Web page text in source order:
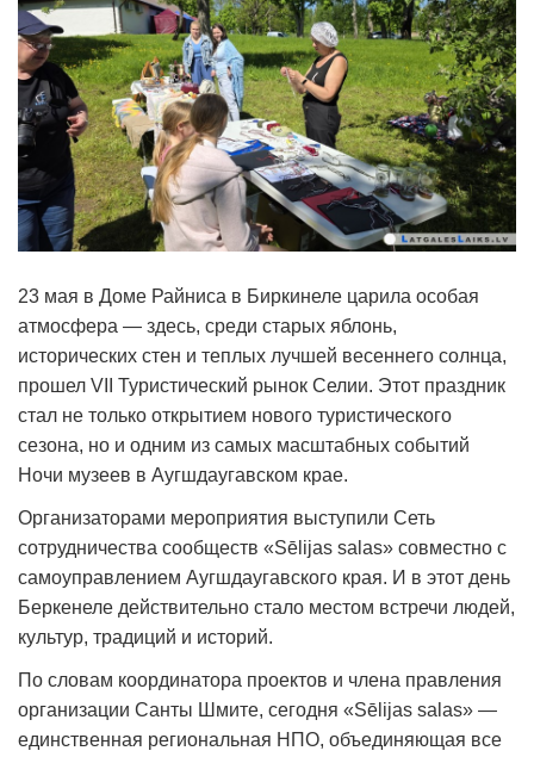
23 мая в Доме Райниса в Биркинеле царила особая
атмосфера — здесь, среди старых яблонь,
исторических стен и теплых лучшей весеннего солнца,
прошел VII Туристический рынок Селии. Этот праздник
стал не только открытием нового туристического
сезона, но и одним из самых масштабных событий
Ночи музеев в Аугшдаугавском крае.
Организаторами мероприятия выступили Сеть
сотрудничества сообществ «Sēlijas salas» совместно с
самоуправлением Аугшдаугавского края. И в этот день
Беркенеле действительно стало местом встречи людей,
культур, традиций и историй.
По словам координатора проектов и члена правления
организации Санты Шмите, сегодня «Sēlijas salas» —
единственная региональная НПО, объединяющая все